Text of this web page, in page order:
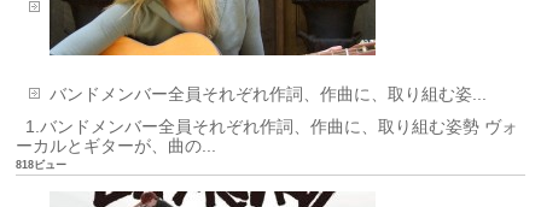
バンドメンバー全員それぞれ作詞、作曲に、取り組む姿...
1.バンドメンバー全員それぞれ作詞、作曲に、取り組む姿勢 ヴォ
ーカルとギターが、曲の...
818ビュー